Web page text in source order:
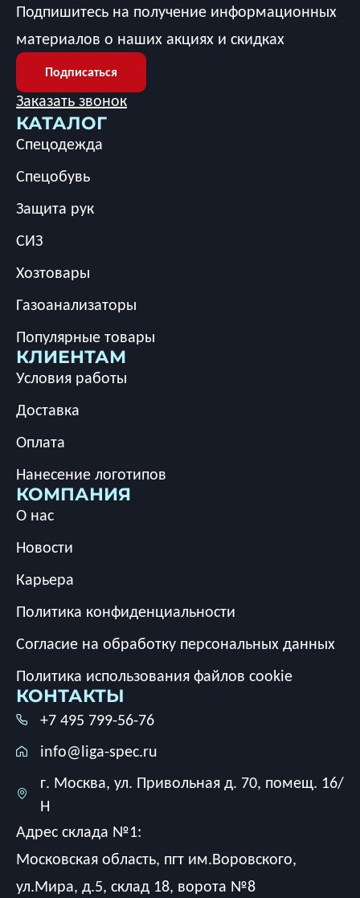
КАТАЛОГ
Спецодежда
Спецобувь
Защита рук
СИЗ
Хозтовары
Газоанализаторы
Популярные товары
КЛИЕНТАМ
Условия работы
Доставка
Оплата
Нанесение логотипов
КОМПАНИЯ
О нас
Новости
Карьера
Политика конфиденциальности
Согласие на обработку персональных данных
Политика использования файлов cookie
КОНТАКТЫ
+7 495 799-56-76
info@liga-spec.ru
г. Москва, ул. Привольная д. 70, помещ. 16/
Н
Адрес склада №1:
Московская область, пгт им.Воровского,
ул.Мира, д.5, склад 18, ворота №8
Подпишитесь на получение информационных
материалов о наших акциях и скидках
Подписаться
Заказать звонок